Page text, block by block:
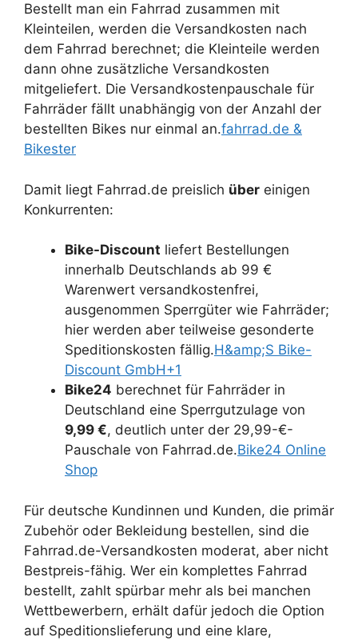
Bestellt man ein Fahrrad zusammen mit
Kleinteilen, werden die Versandkosten nach
dem Fahrrad berechnet; die Kleinteile werden
dann ohne zusätzliche Versandkosten
mitgeliefert. Die Versandkostenpauschale für
Fahrräder fällt unabhängig von der Anzahl der
bestellten Bikes nur einmal an.fahrrad.de &
Bikester
Damit liegt Fahrrad.de preislich über einigen
Konkurrenten:
Bike-Discount liefert Bestellungen
innerhalb Deutschlands ab 99 €
Warenwert versandkostenfrei,
ausgenommen Sperrgüter wie Fahrräder;
hier werden aber teilweise gesonderte
Speditionskosten fällig.H&amp;S Bike-
Discount GmbH+1
Bike24 berechnet für Fahrräder in
Deutschland eine Sperrgutzulage von
9,99 €, deutlich unter der 29,99-€-
Pauschale von Fahrrad.de.Bike24 Online
Shop
Für deutsche Kundinnen und Kunden, die primär
Zubehör oder Bekleidung bestellen, sind die
Fahrrad.de-Versandkosten moderat, aber nicht
Bestpreis-fähig. Wer ein komplettes Fahrrad
bestellt, zahlt spürbar mehr als bei manchen
Wettbewerbern, erhält dafür jedoch die Option
auf Speditionslieferung und eine klare,